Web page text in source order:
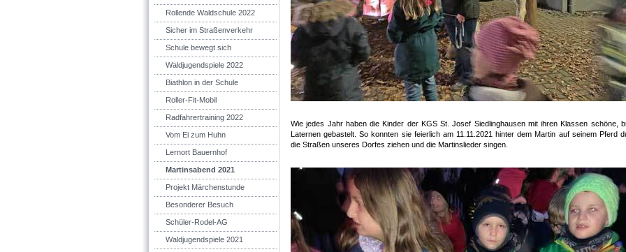
Rollende Waldschule 2022
Sicher im Straßenverkehr
Schule bewegt sich
Waldjugendspiele 2022
Biathlon in der Schule
Roller-Fit-Mobil
Radfahrertraining 2022
Vom Ei zum Huhn
Lernort Bauernhof
Martinsabend 2021
Projekt Märchenstunde
Besonderer Besuch
Schüler-Rodel-AG
Waldjugendspiele 2021
Wie jedes Jahr haben die Kinder der KGS St. Josef Siedlinghausen mit ihren Klassen schöne,
Laternen gebastelt. So konnten sie feierlich am 11.11.2021 hinter dem Martin auf seinem Pferd
die Straßen unseres Dorfes ziehen und die Martinslieder singen.